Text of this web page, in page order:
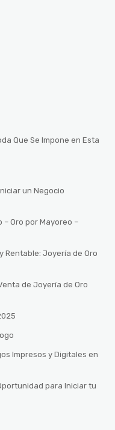
Que Se Impone en Esta
un Negocio
– Oro por Mayoreo –
Rentable: Joyería de Oro
de Joyería de Oro
Impresos y Digitales en
para Iniciar tu